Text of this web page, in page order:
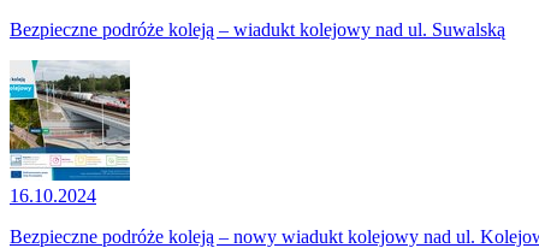
Bezpieczne podróże koleją – wiadukt kolejowy nad ul. Suwalską
16.10.2024
Bezpieczne podróże koleją – nowy wiadukt kolejowy nad ul.